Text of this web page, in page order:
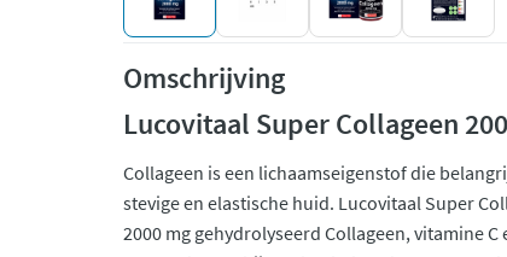
Omschrijving
Lucovitaal Super Collageen
Collageen is een lichaamseigenstof die
stevige en elastische huid. Lucovitaal Super
2000 mg gehydrolyseerd Collageen, vitamine